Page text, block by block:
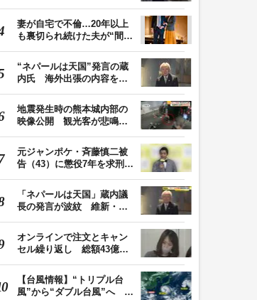
妻が自宅で不倫…20年以上
も裏切られ続けた夫が“間
“ネパールは天国”発言の蔵
内氏 海外出張の内容を説
地震発生時の熊本城内部の
映像公開 観光客が悲鳴…
元ジャンポケ・斉藤慎二被
告（43）に懲役7年を求刑
「ネパールは天国」蔵内議
長の発言が波紋 維新・吉
オンラインで注文とキャン
セル繰り返し 総額43億円
【台風情報】“トリプル台
風”から“ダブル台風”へ 13